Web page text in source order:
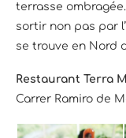
terrasse
sortir non pas par
se trouve en Nord
Restaurant Terra
Carrer Ramiro de